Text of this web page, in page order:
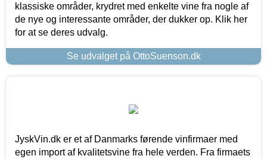
klassiske områder, krydret med enkelte vine fra nogle af
de nye og interessante områder, der dukker op. Klik her
for at se deres udvalg.
Se udvalget på OttoSuenson.dk
JyskVin.dk er et af Danmarks førende vinfirmaer med
egen import af kvalitetsvine fra hele verden. Fra firmaets